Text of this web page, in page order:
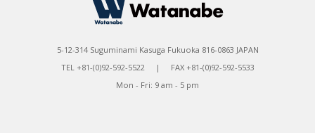
5-12-314 Suguminami Kasuga Fukuoka 816-0863 JAPAN
TEL +81-(0)92-592-5522 | FAX +81-(0)92-592-5533
Mon - Fri: 9 am - 5 pm